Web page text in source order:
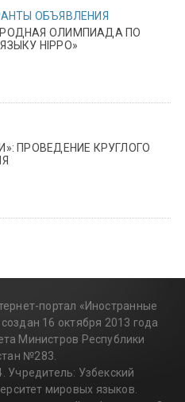
ОБЪЯВЛЕНИЯ
ОЛИМПИАДА ПО
HIPPO»
ПРОВЕДЕНИЕ КРУГЛОГО
портал «Иностранные
16 октября 2013 года
Министров Республики
№283.
Учредитель: Узбекский
мировых языков.